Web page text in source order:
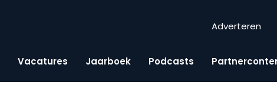
Adverteren
Vacatures Jaarboek Podcasts